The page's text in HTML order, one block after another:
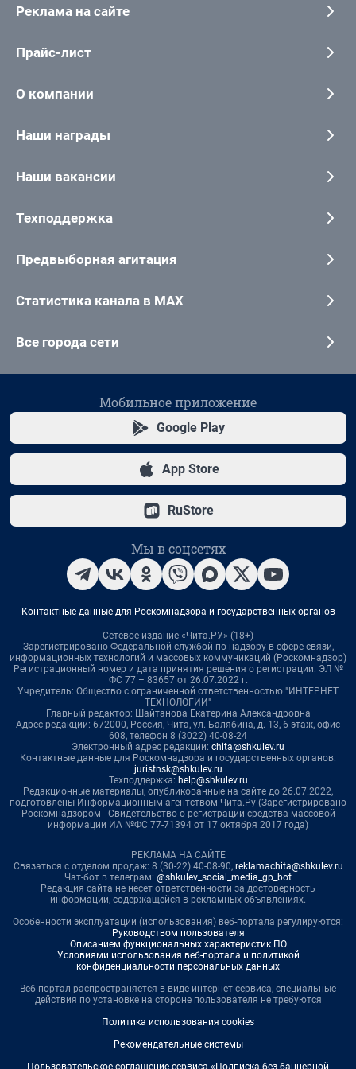
Реклама на сайте
Прайс-лист
О компании
Наши награды
Наши вакансии
Техподдержка
Предвыборная агитация
Статистика канала в MAX
Все города сети
Мобильное приложение
Google Play
App Store
RuStore
Мы в соцсетях
Контактные данные для Роскомнадзора и государственных органов
Сетевое издание «Чита.РУ» (18+)
Зарегистрировано Федеральной службой по надзору в сфере связи,
информационных технологий и массовых коммуникаций (Роскомнадзор)
Регистрационный номер и дата принятия решения о регистрации: ЭЛ №
ФС 77 – 83657 от 26.07.2022 г.
Учредитель: Общество с ограниченной ответственностью "ИНТЕРНЕТ
ТЕХНОЛОГИИ"
Главный редактор: Шайтанова Екатерина Александровна
Адрес редакции: 672000, Россия, Чита, ул. Балябина, д. 13, 6 этаж, офис
608, телефон 8 (3022) 40-08-24
Электронный адрес редакции: chita@shkulev.ru
Контактные данные для Роскомнадзора и государственных органов:
juristnsk@shkulev.ru
Техподдержка: help@shkulev.ru
Редакционные материалы, опубликованные на сайте до 26.07.2022,
подготовлены Информационным агентством Чита.Ру (Зарегистрировано
Роскомнадзором - Свидетельство о регистрации средства массовой
информации ИА №ФС 77-71394 от 17 октября 2017 года)
РЕКЛАМА НА САЙТЕ
Связаться с отделом продаж: 8 (30-22) 40-08-90, reklamachita@shkulev.ru
Чат-бот в телеграм: @shkulev_social_media_gp_bot
Редакция сайта не несет ответственности за достоверность
информации, содержащейся в рекламных объявлениях.
Особенности эксплуатации (использования) веб-портала регулируются:
Руководством пользователя
Описанием функциональных характеристик ПО
Условиями использования веб-портала и политикой
конфиденциальности персональных данных
Веб-портал распространяется в виде интернет-сервиса, специальные
действия по установке на стороне пользователя не требуются
Политика использования cookies
Рекомендательные системы